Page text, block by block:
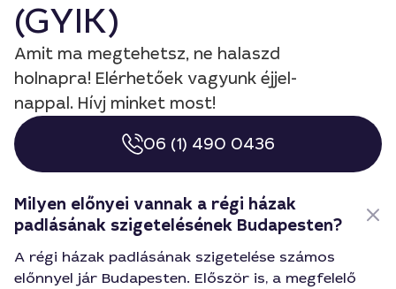
(GYIK)
Amit ma megtehetsz, ne halaszd
holnapra! Elérhetőek vagyunk éjjel-
nappal. Hívj minket most!
06 (1) 490 0436
Milyen előnyei vannak a régi házak
padlásának szigetelésének Budapesten?
A régi házak padlásának szigetelése számos
előnnyel jár Budapesten. Először is, a megfelelő